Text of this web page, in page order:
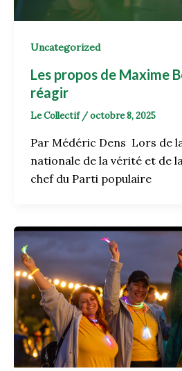
Uncategorized
Les propos de Maxime
réagir
Le Collectif /octobre 8, 2025
Par Médéric Dens Lors de
nationale de la vérité et de
chef du Parti populaire